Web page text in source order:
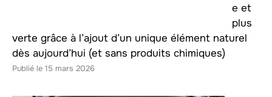
e et
plus
verte grâce à l’ajout d’un unique élément naturel
dès aujourd’hui (et sans produits chimiques)
15 mars 2026